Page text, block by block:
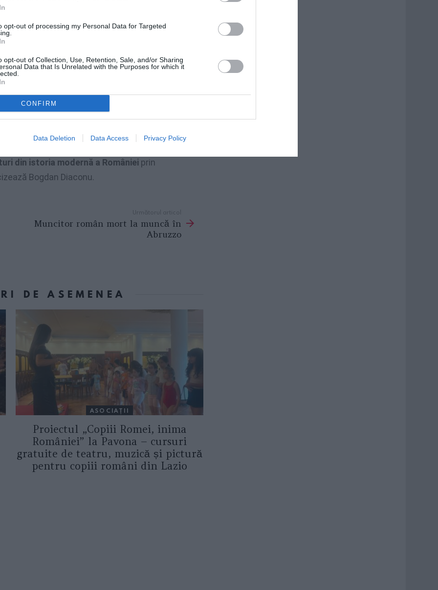
opt-out of processing my Personal Data for Targeted
opt-out of Collection, Use, Retention, Sale, and/or Sharing
Data that Is Unrelated with the Purposes for which it
CONFIRM
Data Deletion Data Access Privacy Policy
că reintroducerea permiselor de muncă
ar putea crea un precedent la nivel
nou
de Externe şi politicii sale de dezinteres
permis de muncă în Spania şi
românii, ca să vadă efectele politicii
protestează împotriva acţiunilor PDL
lucru nu îl va împiedica pe Baconschi
din istoria modernă a României prin
Bogdan Diaconu.
Următorul articol
Muncitor român mort la muncă în
Abruzzo
DE ASEMENEA
ASOCIAŢII
Proiectul „Copiii Romei, inima
României” la Pavona – cursuri
gratuite de teatru, muzică și pictură
pentru copiii români din Lazio